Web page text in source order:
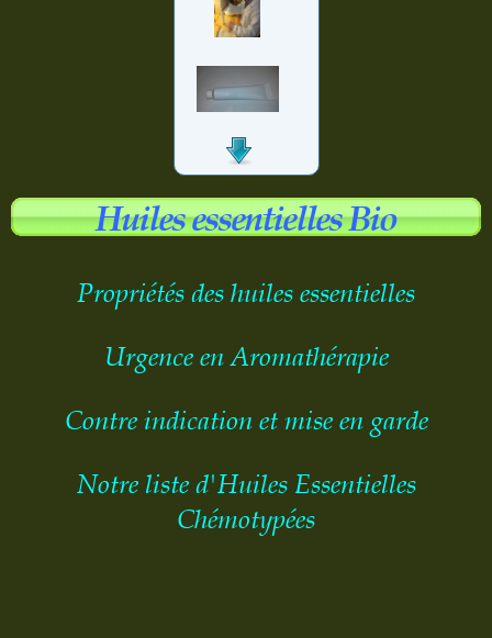
Huiles essentielles Bio
Propriétés des huiles essentielles
Urgence en Aromathérapie
Contre indication et mise en garde
Notre liste d'Huiles Essentielles
Chémotypées